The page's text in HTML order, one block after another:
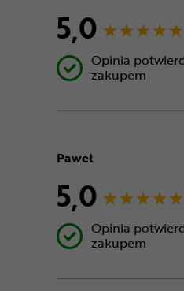
5,0
Opinia
zakupem
Paweł
5,0
Opinia
zakupem